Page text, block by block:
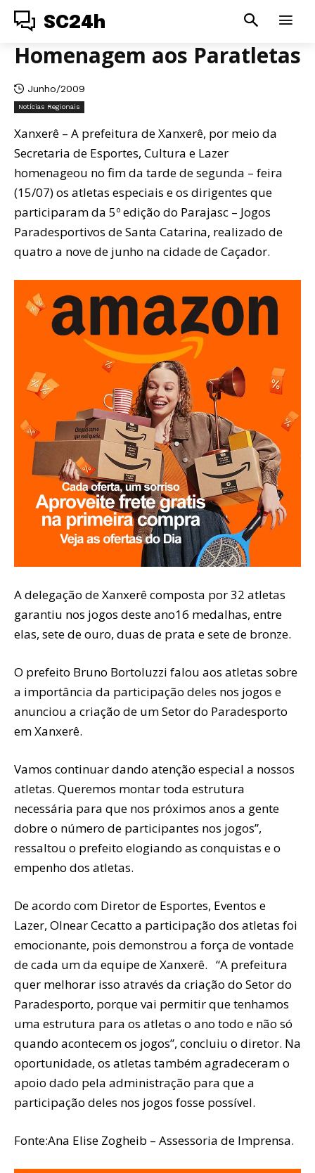
SC24h
Homenagem aos Paratletas
Junho/2009
Notícias Regionais
Xanxerê – A prefeitura de Xanxerê, por meio da
Secretaria de Esportes, Cultura e Lazer
homenageou no fim da tarde de segunda – feira
(15/07) os atletas especiais e os dirigentes que
participaram da 5º edição do Parajasc – Jogos
Paradesportivos de Santa Catarina, realizado de
quatro a nove de junho na cidade de Caçador.
A delegação de Xanxerê composta por 32 atletas
garantiu nos jogos deste ano16 medalhas, entre
elas, sete de ouro, duas de prata e sete de bronze.
O prefeito Bruno Bortoluzzi falou aos atletas sobre
a importância da participação deles nos jogos e
anunciou a criação de um Setor do Paradesporto
em Xanxerê.
Vamos continuar dando atenção especial a nossos
atletas. Queremos montar toda estrutura
necessária para que nos próximos anos a gente
dobre o número de participantes nos jogos”,
ressaltou o prefeito elogiando as conquistas e o
empenho dos atletas.
De acordo com Diretor de Esportes, Eventos e
Lazer, Olnear Cecatto a participação dos atletas foi
emocionante, pois demonstrou a força de vontade
de cada um da equipe de Xanxerê. “A prefeitura
quer melhorar isso através da criação do Setor do
Paradesporto, porque vai permitir que tenhamos
uma estrutura para os atletas o ano todo e não só
quando acontecem os jogos”, concluiu o diretor. Na
oportunidade, os atletas também agradeceram o
apoio dado pela administração para que a
participação deles nos jogos fosse possível.
Fonte:Ana Elise Zogheib – Assessoria de Imprensa.